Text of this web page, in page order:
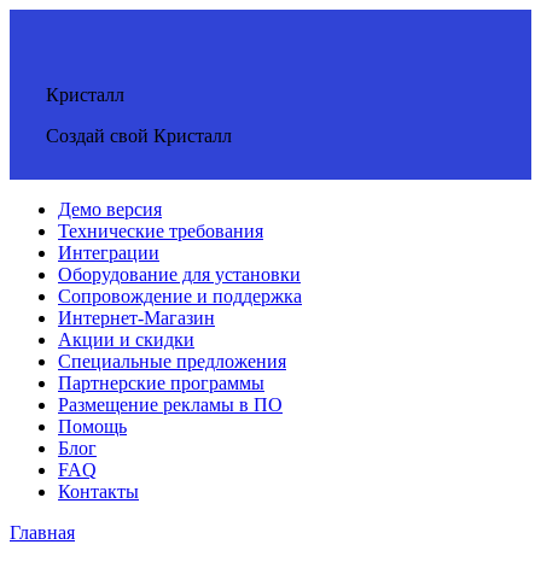
Кристалл
Создай свой Кристалл
Демо версия
Технические требования
Интеграции
Оборудование для установки
Сопровождение и поддержка
Интернет-Магазин
Акции и скидки
Специальные предложения
Партнерские программы
Размещение рекламы в ПО
Помощь
Блог
FAQ
Контакты
Главная